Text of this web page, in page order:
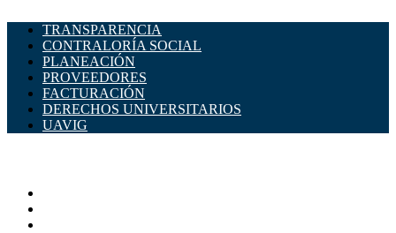
TRANSPARENCIA
CONTRALORÍA SOCIAL
PLANEACIÓN
PROVEEDORES
FACTURACIÓN
DERECHOS UNIVERSITARIOS
UAVIG